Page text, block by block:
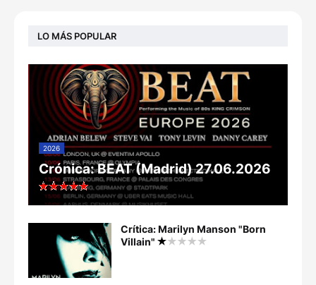
LO MÁS POPULAR
2026
Crónica: BEAT (Madrid) 27.06.2026
Crítica: Marilyn Manson "Born
Villain"